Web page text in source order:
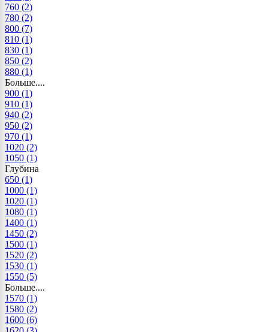
760 (2)
780 (2)
800 (7)
810 (1)
830 (1)
850 (2)
880 (1)
Больше....
900 (1)
910 (1)
940 (2)
950 (2)
970 (1)
1020 (2)
1050 (1)
Глубина
650 (1)
1000 (1)
1020 (1)
1080 (1)
1400 (1)
1450 (2)
1500 (1)
1520 (2)
1530 (1)
1550 (5)
Больше....
1570 (1)
1580 (2)
1600 (6)